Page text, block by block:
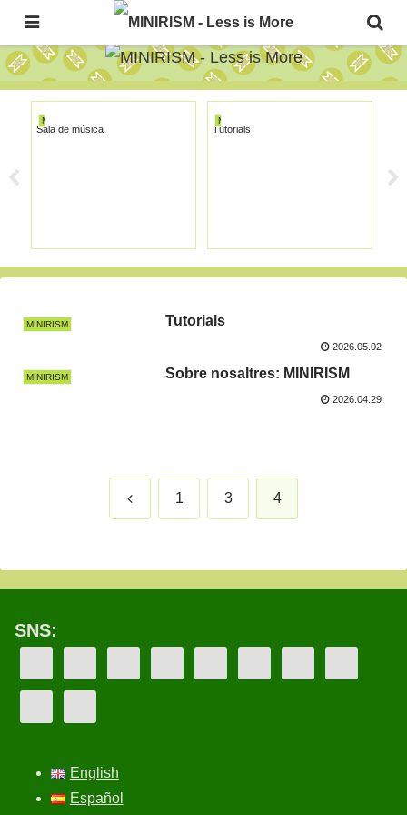
The Japanese Minimalism Art Movement!
MINIRISM
Sala de música
MINIRISM
Tutorials
MINIRISM Tutorials
2026.05.02
MINIRISM Sobre nosaltres: MINIRISM
2026.04.29
前 1 3 4
SNS:
English
Español